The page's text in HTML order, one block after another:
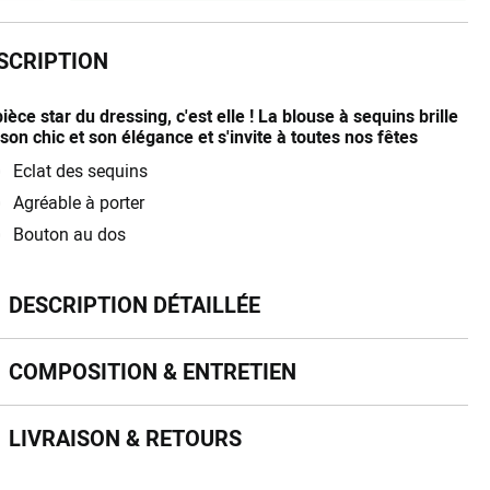
star du dressing, c'est elle ! La blouse à sequins brille
chic et son élégance et s'invite à toutes nos fêtes
Eclat des sequins
Agréable à porter
Bouton au dos
détaillée
DESCRIPTION DÉTAILLÉE
& entretien
COMPOSITION & ENTRETIEN
& retours
LIVRAISON & RETOURS